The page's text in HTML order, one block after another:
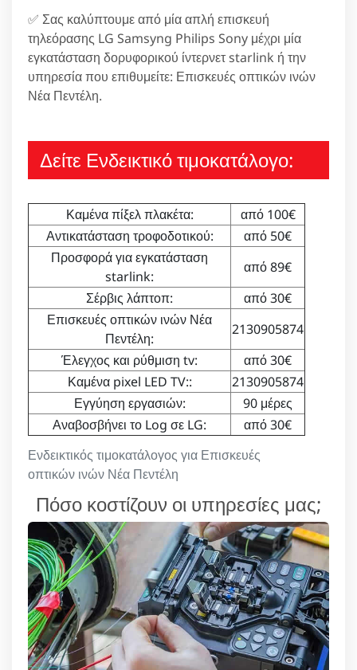
✅ Σας καλύπτουμε από μία απλή επισκευή
τηλεόρασης LG Samsyng Philips Sony μέχρι μία
εγκατάσταση δορυφορικού ίντερνετ starlink ή την
υπηρεσία που επιθυμείτε: Επισκευές οπτικών ινών
Νέα Πεντέλη.
Δείτε Ενδεικτικό τιμοκατάλογο:
Ενδεικτικός τιμοκατάλογος για Επισκευές
οπτικών ινών Νέα Πεντέλη
Καμένα πίξελ πλακέτα:
από 100€
Αντικατάσταση τροφοδοτικού:
από 50€
Προσφορά για εγκατάσταση
starlink:
από 89€
Σέρβις λάπτοπ:
από 30€
Επισκευές οπτικών ινών Νέα
Πεντέλη:
2130905874
Έλεγχος και ρύθμιση tv:
από 30€
Καμένα pixel LED TV::
2130905874
Εγγύηση εργασιών:
90 μέρες
Αναβοσβήνει το Log σε LG:
από 30€
Πόσο κοστίζουν οι υπηρεσίες μας;